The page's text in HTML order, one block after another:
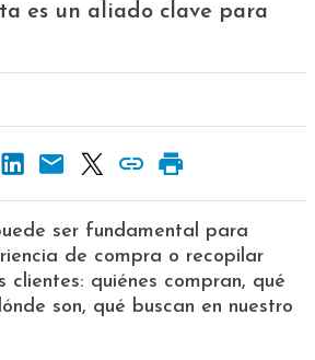
es un aliado clave para
ser fundamental para
de compra o recopilar
clientes: quiénes compran, qué
son, qué buscan en nuestro